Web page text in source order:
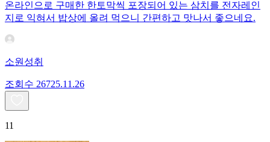
온라인으로 구매한 한토막씩 포장되어 있는 삼치를 전자레인
지로 익혀서 밥상에 올려 먹으니 간편하고 맛나서 좋으네요.
소원성취
조회수 26725.11.26
11